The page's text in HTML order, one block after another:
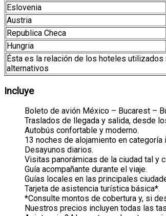
Eslovenia
Austria
Republica Checa
Hungria
Ésta es la relación de los hoteles
alternativos
Incluye
Boleto de avión México – Bucarest –
Traslados de llegada y salida, desde
Autobús confortable y moderno.
13 noches de alojamiento en categoría
Desayunos diarios.
Visitas panorámicas de la ciudad tal y
Guía acompañante durante el viaje.
Guías locales en las principales
Tarjeta de asistencia turística básica*.
*Consulte montos de cobertura y, si
Nuestros precios incluyen todas las